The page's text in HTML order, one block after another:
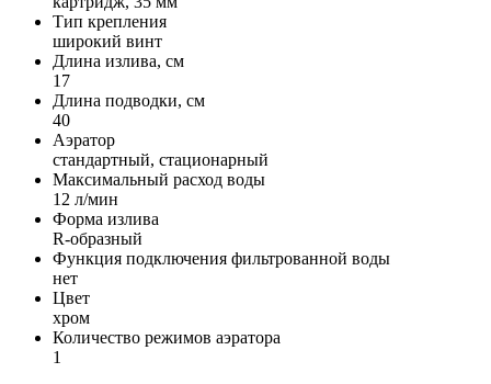
Тип крепления
широкий винт
Длина излива, см
17
Длина подводки, см
40
Аэратор
стандартный, стационарный
Максимальный расход воды
12 л/мин
Форма излива
R-образный
Функция подключения фильтрованной воды
нет
Цвет
хром
Количество режимов аэратора
1